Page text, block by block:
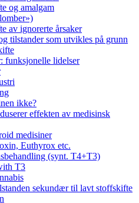
og amalgam
av ignorerte årsaker
tilstander som utvikles på grunn
funksjonelle lidelser
ikke?
effekten av medisinsk
medisiner
Euthyrox etc.
(synt. T4+T3)
T3
sekundær til lavt stoffskifte